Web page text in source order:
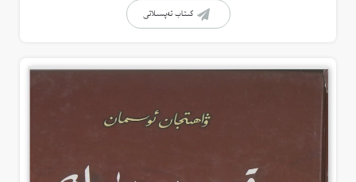
كىتاب تەپسىلاتى